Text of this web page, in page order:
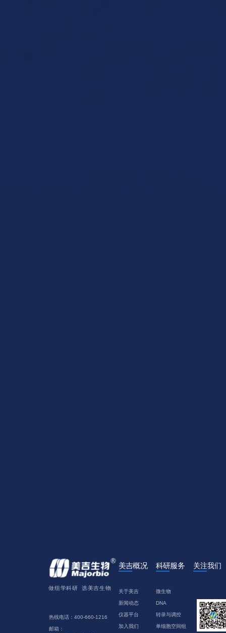
热线电话：400-660-1216
邮箱：
关于美吉
新闻动态
仪器平台
加入我们
微生物
DNA
转录与调控
单细胞空间组